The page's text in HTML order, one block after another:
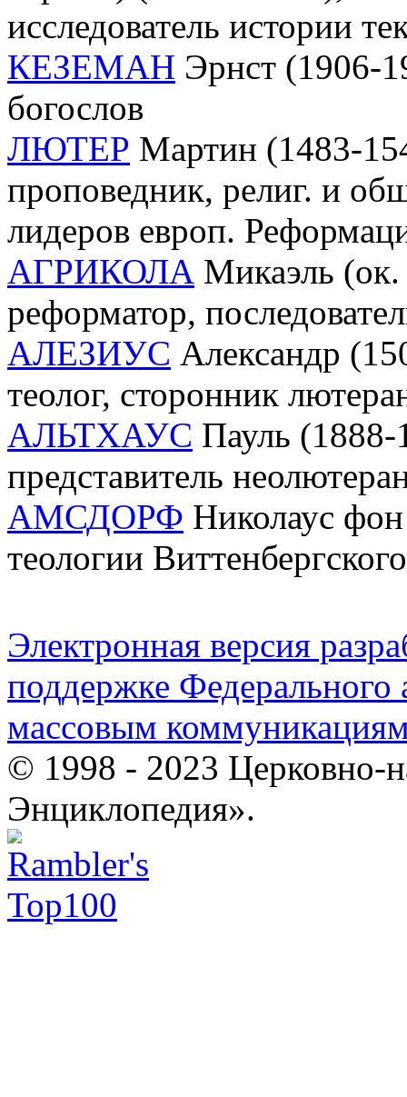
исследователь истории
КЕЗЕМАН Эрнст (1906-
богослов
ЛЮТЕР Мартин (1483-
проповедник, религ. и
лидеров европ.
АГРИКОЛА Микаэль
реформатор,
АЛЕЗИУС Александр
теолог, сторонник
АЛЬТХАУС Пауль (1888-
представитель
АМСДОРФ Николаус
теологии
Электронная версия
поддержке Федерального
массовым
© 1998 - 2023 Церковно-
Энциклопедия».